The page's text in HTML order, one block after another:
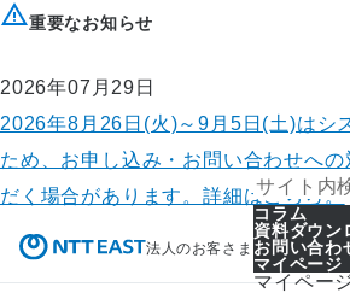
重要なお知らせ
2026年07月29日
2026年8月26日(火)～9月5日(土)はシ
ため、お申し込み・お問い合わせへ
だく場合があります。詳細はこちら。
法人のお客さま
コラム
資料ダウン
お問い合わ
マイページ
マイペー